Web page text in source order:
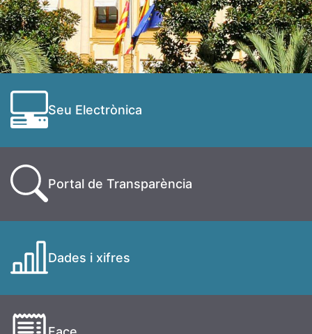
Seu Electrònica
Portal de Transparència
Dades i xifres